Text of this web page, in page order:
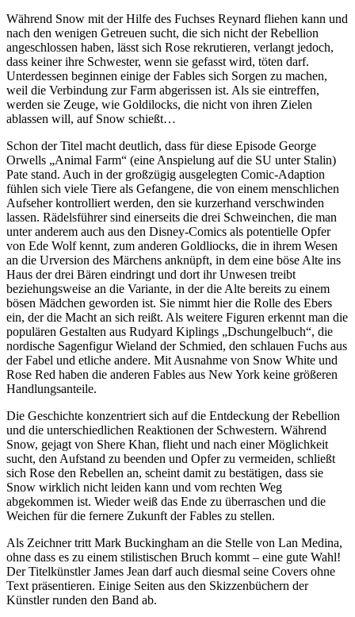
Während Snow mit der Hilfe des Fuchses Reynard fliehen kann und
nach den wenigen Getreuen sucht, die sich nicht der Rebellion
angeschlossen haben, lässt sich Rose rekrutieren, verlangt jedoch,
dass keiner ihre Schwester, wenn sie gefasst wird, töten darf.
Unterdessen beginnen einige der Fables sich Sorgen zu machen,
weil die Verbindung zur Farm abgerissen ist. Als sie eintreffen,
werden sie Zeuge, wie Goldilocks, die nicht von ihren Zielen
ablassen will, auf Snow schießt…
Schon der Titel macht deutlich, dass für diese Episode George
Orwells „Animal Farm“ (eine Anspielung auf die SU unter Stalin)
Pate stand. Auch in der großzügig ausgelegten Comic-Adaption
fühlen sich viele Tiere als Gefangene, die von einem menschlichen
Aufseher kontrolliert werden, den sie kurzerhand verschwinden
lassen. Rädelsführer sind einerseits die drei Schweinchen, die man
unter anderem auch aus den Disney-Comics als potentielle Opfer
von Ede Wolf kennt, zum anderen Goldliocks, die in ihrem Wesen
an die Urversion des Märchens anknüpft, in dem eine böse Alte ins
Haus der drei Bären eindringt und dort ihr Unwesen treibt
beziehungsweise an die Variante, in der die Alte bereits zu einem
bösen Mädchen geworden ist. Sie nimmt hier die Rolle des Ebers
ein, der die Macht an sich reißt. Als weitere Figuren erkennt man die
populären Gestalten aus Rudyard Kiplings „Dschungelbuch“, die
nordische Sagenfigur Wieland der Schmied, den schlauen Fuchs aus
der Fabel und etliche andere. Mit Ausnahme von Snow White und
Rose Red haben die anderen Fables aus New York keine größeren
Handlungsanteile.
Die Geschichte konzentriert sich auf die Entdeckung der Rebellion
und die unterschiedlichen Reaktionen der Schwestern. Während
Snow, gejagt von Shere Khan, flieht und nach einer Möglichkeit
sucht, den Aufstand zu beenden und Opfer zu vermeiden, schließt
sich Rose den Rebellen an, scheint damit zu bestätigen, dass sie
Snow wirklich nicht leiden kann und vom rechten Weg
abgekommen ist. Wieder weiß das Ende zu überraschen und die
Weichen für die fernere Zukunft der Fables zu stellen.
Als Zeichner tritt Mark Buckingham an die Stelle von Lan Medina,
ohne dass es zu einem stilistischen Bruch kommt – eine gute Wahl!
Der Titelkünstler James Jean darf auch diesmal seine Covers ohne
Text präsentieren. Einige Seiten aus den Skizzenbüchern der
Künstler runden den Band ab.